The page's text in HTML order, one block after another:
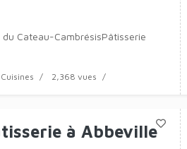
Cateau-CambrésisPâtisserie
Cuisines 2,368 vues
à Abbeville